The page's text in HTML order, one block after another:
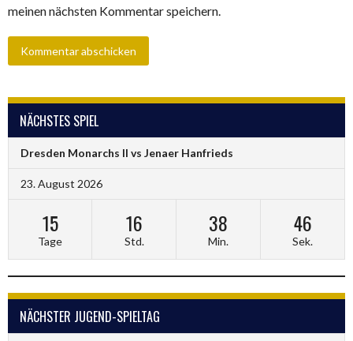
meinen nächsten Kommentar speichern.
NÄCHSTES SPIEL
Dresden Monarchs II vs Jenaer Hanfrieds
23. August 2026
15
Tage
16
Std.
38
Min.
46
Sek.
NÄCHSTER JUGEND-SPIELTAG